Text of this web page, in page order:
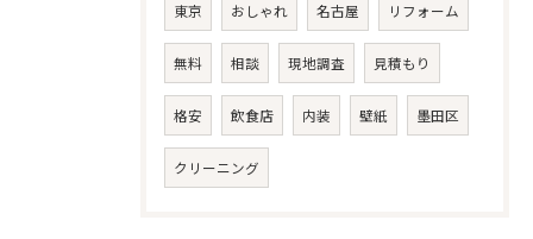
東京 おしゃれ 名古屋 リフォーム
無料 相談 現地調査 見積もり
格安 飲食店 内装 壁紙 墨田区
クリーニング